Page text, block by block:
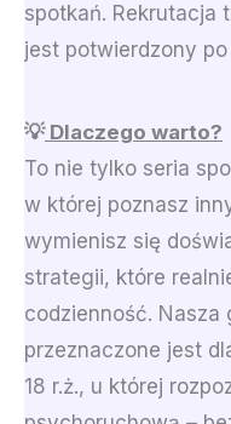
spotkań. Rekrutacja
jest potwierdzony
💡Dlaczego warto?
To nie tylko seria
w której poznasz
wymienisz się
strategii, które
codzienność. Nasza
przeznaczone jest
18 r.ż., u której